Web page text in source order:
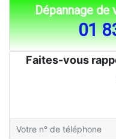
Dépannage de
01
Faites-vous